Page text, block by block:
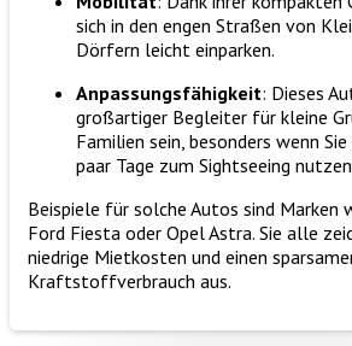
sich in den engen Straßen von
Dörfern leicht einparken.
Anpassungsfähigkeit: Dieses
großartiger Begleiter für kleine
Familien sein, besonders wenn
paar Tage zum Sightseeing
Beispiele für solche Autos sind Marken
Ford Fiesta oder Opel Astra. Sie alle
niedrige Mietkosten und einen
Kraftstoffverbrauch aus.